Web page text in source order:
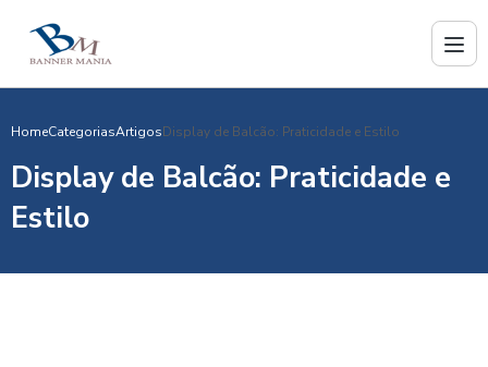
HomeCategoriasArtigosDisplay de Balcão: Praticidade e Estilo
Display de Balcão: Praticidade e
Estilo